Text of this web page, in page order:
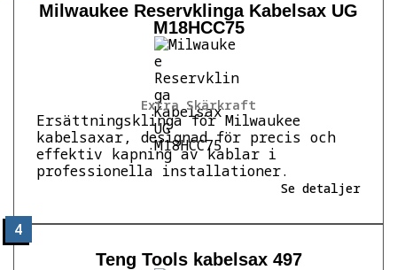
Extra Skärkraft
Milwaukee Reservklinga Kabelsax UG
M18HCC75
Ersättningsklinga för Milwaukee
kabelsaxar, designad för precis och
effektiv kapning av kablar i
professionella installationer.
Se detaljer
4
Teng Tools kabelsax 497